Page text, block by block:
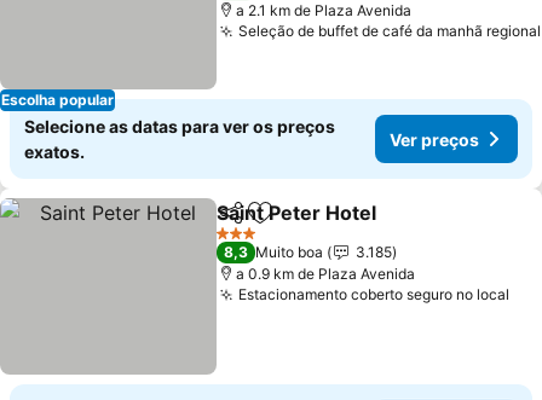
Escolha popular
a 2.1 km de Plaza Avenida
Seleção de buffet de café da manhã regional
Selecione as datas para ver os preços
exatos.
Ver preços
PartilharAdicionar aos favoritos
Saint Peter Hotel
3 Estrelas
8,3 Muito boa
3.185
a 0.9 km de Plaza Avenida
Estacionamento coberto seguro no local